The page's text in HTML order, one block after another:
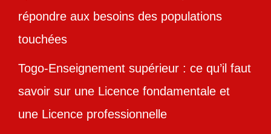
répondre aux besoins des populations
touchées
Togo-Enseignement supérieur : ce qu’il faut
savoir sur une Licence fondamentale et
une Licence professionnelle